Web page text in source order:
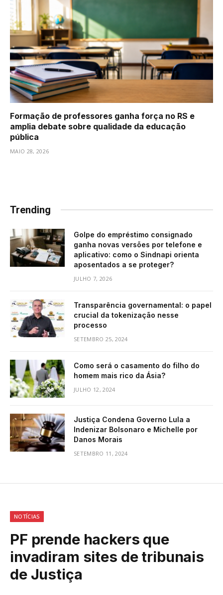
Formação de professores ganha força no RS e
amplia debate sobre qualidade da educação
pública
MAIO 28, 2026
Trending
Golpe do empréstimo consignado
ganha novas versões por telefone e
aplicativo: como o Sindnapi orienta
aposentados a se proteger?
JULHO 7, 2026
Transparência governamental: o papel
crucial da tokenização nesse
processo
SETEMBRO 25, 2024
Como será o casamento do filho do
homem mais rico da Ásia?
JULHO 12, 2024
Justiça Condena Governo Lula a
Indenizar Bolsonaro e Michelle por
Danos Morais
SETEMBRO 11, 2024
NOTÍCIAS
PF prende hackers que
invadiram sites de tribunais
de Justiça